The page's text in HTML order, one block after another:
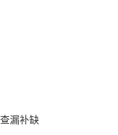
漏补缺